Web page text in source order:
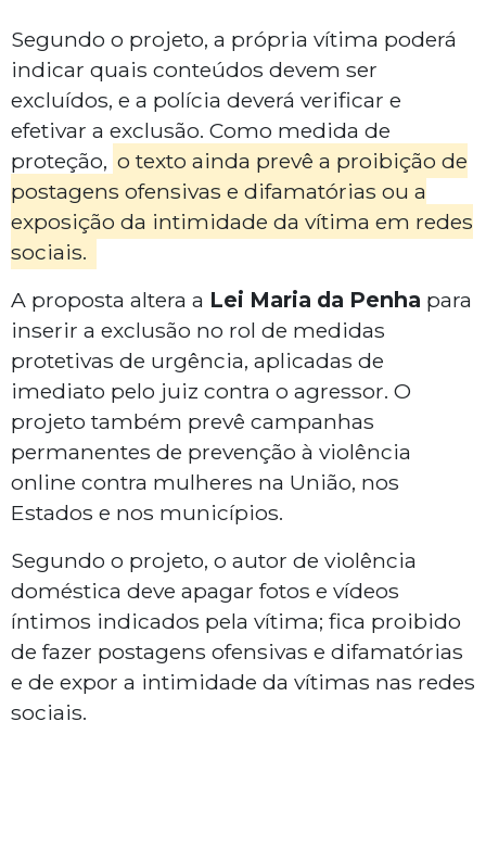
Segundo o projeto, a própria vítima poderá
indicar quais conteúdos devem ser
excluídos, e a polícia deverá verificar e
efetivar a exclusão. Como medida de
proteção, o texto ainda prevê a proibição de
postagens ofensivas e difamatórias ou a
exposição da intimidade da vítima em redes
sociais.
A proposta altera a Lei Maria da Penha para
inserir a exclusão no rol de medidas
protetivas de urgência, aplicadas de
imediato pelo juiz contra o agressor. O
projeto também prevê campanhas
permanentes de prevenção à violência
online contra mulheres na União, nos
Estados e nos municípios.
Segundo o projeto, o autor de violência
doméstica deve apagar fotos e vídeos
íntimos indicados pela vítima; fica proibido
de fazer postagens ofensivas e difamatórias
e de expor a intimidade da vítimas nas redes
sociais.